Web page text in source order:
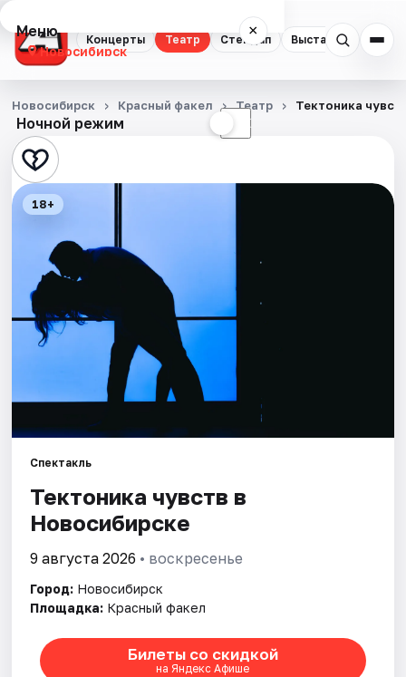
Концерты Театр Стендап Выставки
Меню ×
Новосибирск
Концерты
Театр
Стендап
Квесты
Экскурсии
Спорт
Площадки
Артисты
Ночной режим ☾
Новосибирск Красный факел Театр Тектоника
18+
Спектакль
Тектоника чувств в
Новосибирске
9 августа 2026 • воскресенье
Город: Новосибирск
Площадка: Красный факел
Билеты со скидкой
на Яндекс Афише